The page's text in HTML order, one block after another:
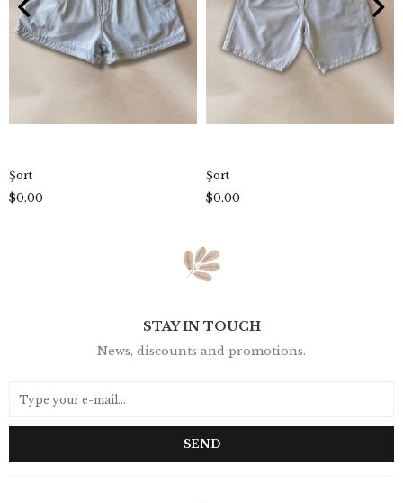
Şort
$0.00
Şort
$0.00
STAY IN TOUCH
News, discounts and promotions.
SEND